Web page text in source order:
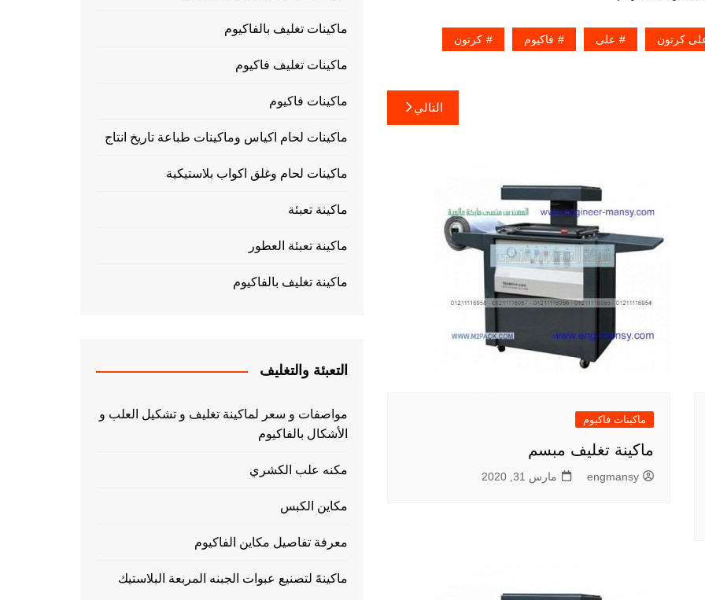
كرتون على فاكيوم كرتون
التالي
ماكينات فاكيوم
ماكينة تغليف مبسم
engmansy مارس 31, 2020
ماكينات تغليف بالفاكيوم
ماكينات تغليف فاكيوم
ماكينات فاكيوم
ماكينات لحام اكياس وماكينات طباعة تاريخ انتاج
ماكينات لحام وغلق اكواب بلاستيكية
ماكينة تعبئة
ماكينة تعبئة العطور
ماكينة تغليف بالفاكيوم
التعبئة والتغليف
مواصفات و سعر لماكينة تغليف و تشكيل العلب و
الأشكال بالفاكيوم
مكنه علب الكشري
مكاين الكبس
معرفة تفاصيل مكاين الفاكيوم
ماكينهً لتصنيع عبوات الجبنه المربعة البلاستيك